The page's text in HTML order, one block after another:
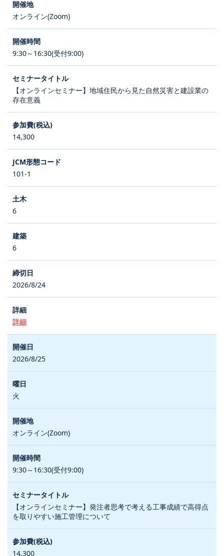
オンライン(Zoom)
9:30～16:30(受付9:00)
【オンラインセミナー】地域住民から見た自然災害と建設業の
存在意義
14,300
101-1
6
6
2026/8/24
詳細
2026/8/25
火
オンライン(Zoom)
9:30～16:30(受付9:00)
【オンラインセミナー】発注者思考で考える工事成績で高得点
を取りやすい施工管理について
14,300